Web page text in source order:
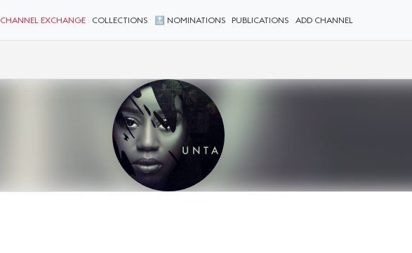
CHANNEL EXCHANGE COLLECTIONS 🔝 NOMINATIONS PUBLICATIONS ADD CHANNEL